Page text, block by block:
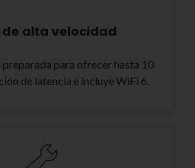
de alta velocidad
para ofrecer hasta 10
de latencia e incluye WiFi 6.